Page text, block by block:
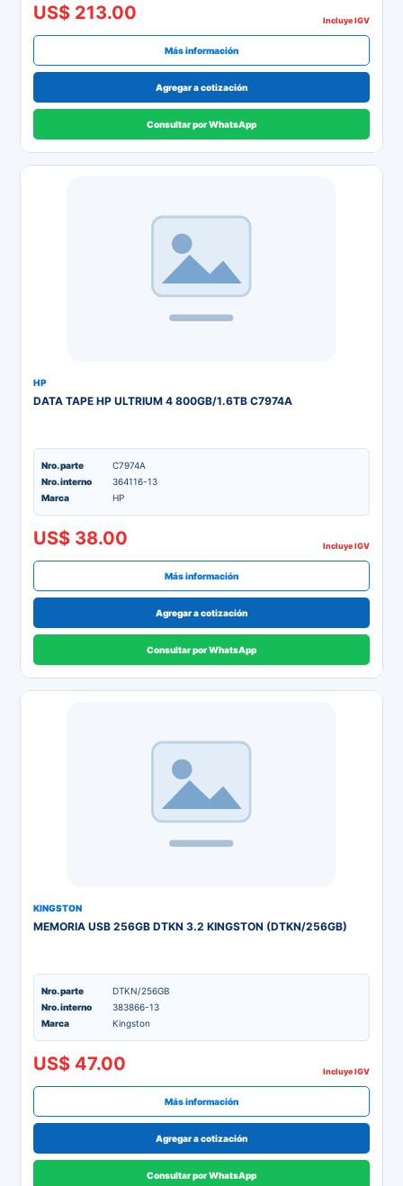
US$ 213.00 Incluye IGV
Más información
Agregar a cotización
Consultar por WhatsApp
HP
DATA TAPE HP ULTRIUM 4 800GB/1.6TB C7974A
Nro. parte
C7974A
Nro. interno
364116-13
Marca
HP
US$ 38.00 Incluye IGV
Más información
Agregar a cotización
Consultar por WhatsApp
KINGSTON
MEMORIA USB 256GB DTKN 3.2 KINGSTON (DTKN/256GB)
Nro. parte
DTKN/256GB
Nro. interno
383866-13
Marca
Kingston
US$ 47.00 Incluye IGV
Más información
Agregar a cotización
Consultar por WhatsApp